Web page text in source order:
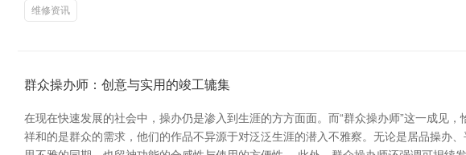
维修资讯
群众操办师：创意与实用的竣工辘集
在现在快速发展的社会中，操办仍是渗入到生涯的方方面面。而“群众操办师”这一成见
祥和的是群众的需求，他们的作品不异源于对泛泛生涯的潜入不雅察。无论是居品操办